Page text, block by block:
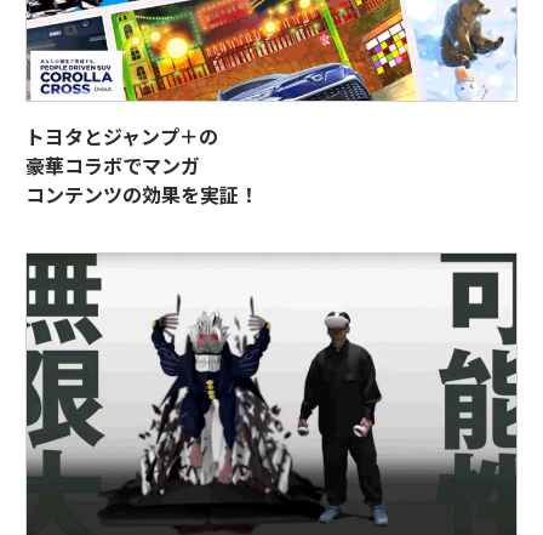
トヨタとジャンプ＋の
豪華コラボでマンガ
コンテンツの効果を実証！